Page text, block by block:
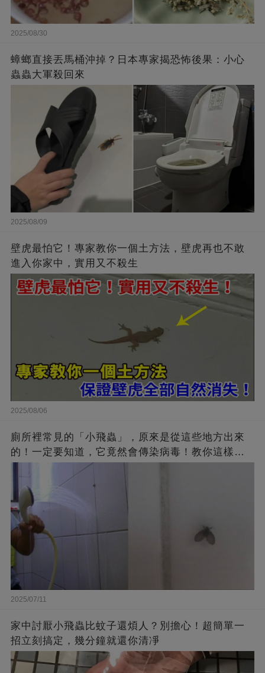
2025/08/30
蟑螂直接丟馬桶沖掉？日本專家揭恐怖後果：小心
蟲蟲大軍殺回來
2025/08/09
壁虎最怕它！專家教你一個土方法，壁虎再也不敢
進入你家中，實用又不殺生
2025/08/06
廁所裡常見的「小飛蟲」，原來是從這些地方出來
的！一定要知道，它竟然會傳染病毒！教你這樣消
2025/07/11
家中討厭小飛蟲比蚊子還煩人？別擔心！超簡單一
招立刻搞定，幾分鐘就還你清凈